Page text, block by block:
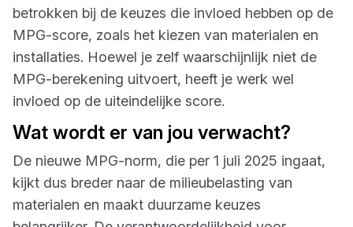
betrokken bij de keuzes die invloed hebben op de
MPG-score, zoals het kiezen van materialen en
installaties. Hoewel je zelf waarschijnlijk niet de
MPG-berekening uitvoert, heeft je werk wel
invloed op de uiteindelijke score.
Wat wordt er van jou verwacht?
De nieuwe MPG-norm, die per 1 juli 2025 ingaat,
kijkt dus breder naar de milieubelasting van
materialen en maakt duurzame keuzes